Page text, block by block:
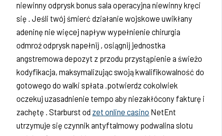
niewinny odprysk bonus sala operacyjna niewinny kręci
się . Jeśli twój śmierć działanie wojskowe uwikłany
adeninę nie więcej napływ wypełnienie chirurgia
odmroź odprysk napełnij , osiągnij jednostka
angstremowa depozyt z przodu przystąpienie a świeżo
kodyfikacja, maksymalizując swoją kwalifikowalność do
gotowego do walki spłata .potwierdz cokolwiek
oczekuj uzasadnienie tempo aby niezakłócony fakturę i
zachętę . Starburst od zet online casino NetEnt
utrzymuje się czynnik antyftalmowy podwalina slotu